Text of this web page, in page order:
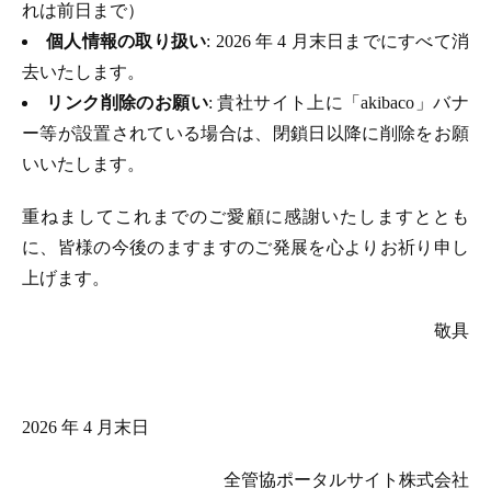
れは前日まで）
個人情報の取り扱い: 2026 年 4 月末日までにすべて消
去いたします。
リンク削除のお願い: 貴社サイト上に「akibaco」バナ
ー等が設置されている場合は、閉鎖日以降に削除をお願
いいたします。
重ねましてこれまでのご愛顧に感謝いたしますととも
に、皆様の今後のますますのご発展を心よりお祈り申し
上げます。
敬具
2026 年 4 月末日
全管協ポータルサイト株式会社